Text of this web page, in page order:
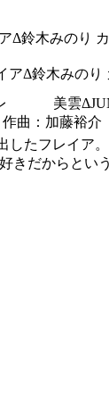
鈴木みのり
Δ鈴木みの
ーレ 美雲
曲：加藤裕介
したフレイア
きだからとい